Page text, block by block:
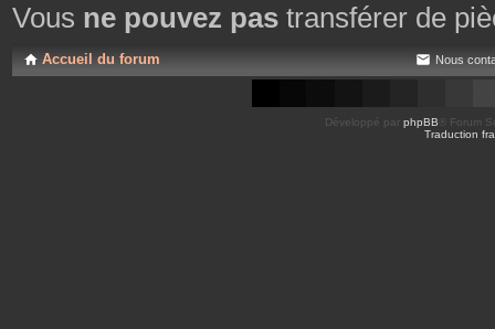
Vous ne pouvez pas transférer de
Accueil du forum Nous
Développé par phpBB ® Forum
Traduction